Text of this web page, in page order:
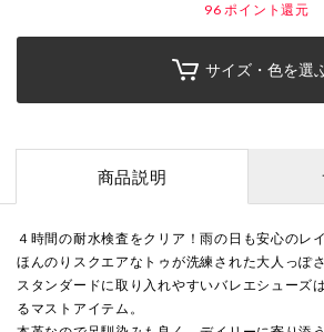
96 ポイント還元
サイズ・色を選
商品説明
４時間の耐水検査をクリア！雨の日も安心のレ
ほんのりスクエアなトゥが洗練された大人っぽさ
スタンダードに取り入れやすいバレエシューズ
るマストアイテム。